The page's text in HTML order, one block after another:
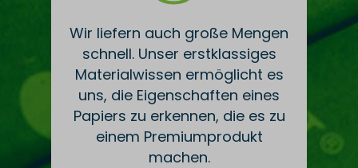
Wir liefern auch große Mengen
schnell. Unser erstklassiges
Materialwissen ermöglicht es
uns, die Eigenschaften eines
Papiers zu erkennen, die es zu
einem Premiumprodukt
machen.